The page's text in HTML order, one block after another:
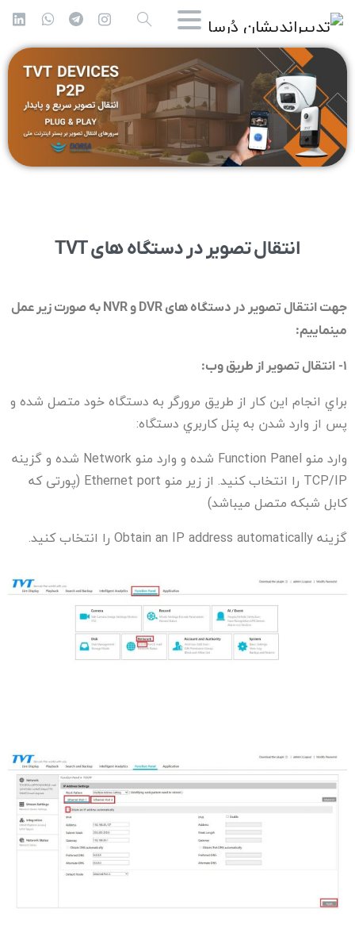
انتقال تصویر در دستگاه های TVT
جهت انتقال تصویر در دستگاه های DVR و NVR به صورت زیر عمل
مینماییم:
۱- انتقال تصویر از طریق وب:
براي انجام این کار از طریق مرورگر به دستگاه خود متصل شده و
پس از وارد شدن به پنل کاربري دستگاه:
وارد منو Function Panel شده و وارد منو Network شده و گزینه
TCP/IP را انتخاب کنید. از زیر منو Ethernet port (پورتی که
کابل شبکه متصل میباشد)
گزینه Obtain an IP address automatically را انتخاب کنید.